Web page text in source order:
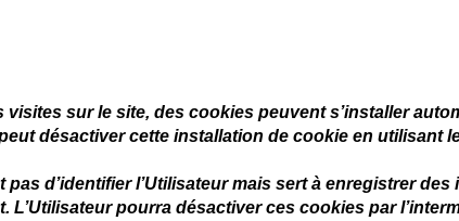
visites sur le site, des cookies peuvent s’installer
désactiver cette installation de cookie en utilisant
d’identifier l’Utilisateur mais sert à enregistrer
L’Utilisateur pourra désactiver ces cookies par